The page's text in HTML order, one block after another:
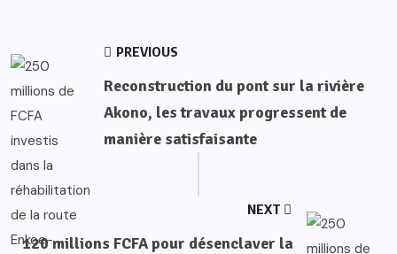
PREVIOUS
Reconstruction du pont sur la rivière
Akono, les travaux progressent de
manière satisfaisante
NEXT
120 millions FCFA pour désenclaver la